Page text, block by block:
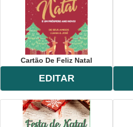
Cartão De Feliz Natal
EDITAR